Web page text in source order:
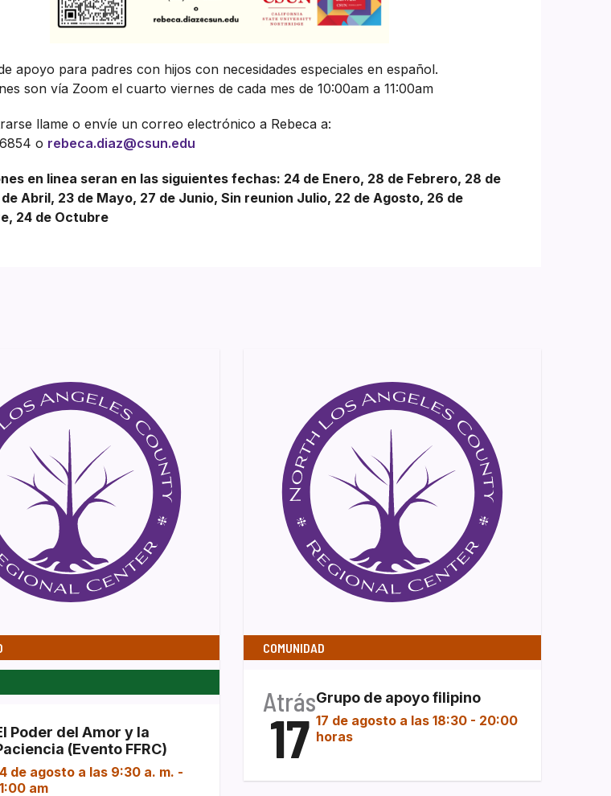
apoyo para padres con hijos con necesidades especiales en español.
son vía Zoom el cuarto viernes de cada mes de 10:00am a 11:00am
llame o envíe un correo electrónico a Rebeca a:
o rebeca.diaz@csun.edu
en linea seran en las siguientes fechas: 24 de Enero, 28 de Febrero, 28 de
Abril, 23 de Mayo, 27 de Junio, Sin reunion Julio, 22 de Agosto, 26 de
24 de Octubre
Poder del Amor y la
(Evento FFRC)
de agosto a las 9:30 a. m. -
am
COMUNIDAD
Atrás
17
Grupo de apoyo filipino
17 de agosto a las 18:30 - 20:00
horas